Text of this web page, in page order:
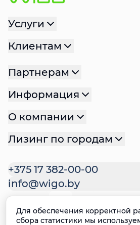
+375 17 382-00-00
info@wigo.by
Услуги
Клиентам
Партнерам
Информация
О компании
Лизинг по городам
Политика
Для обеспечения корректной
сбора статистики мы